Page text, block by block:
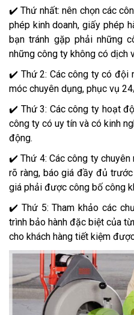
✔️ Thứ nhất: nên chọn các
phép kinh doanh, giấy phép
bạn tránh gặp phải những
những công ty không có dịch
✔️ Thứ 2: Các công ty có đội
móc chuyên dụng, phục vụ
✔️ Thứ 3: Các công ty hoạt
công ty có uy tín và có kinh
động.
✔️ Thứ 4: Các công ty chuyên
rõ ràng, báo giá đầy đủ
giá phải được công bố công
✔️ Thứ 5: Tham khảo các
trình bảo hành đặc biệt của
cho khách hàng tiết kiệm